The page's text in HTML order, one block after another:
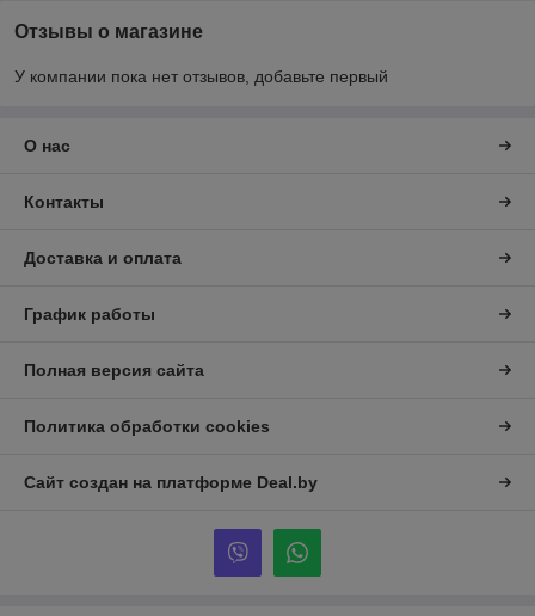
Отзывы о магазине
У компании пока нет отзывов, добавьте первый
О нас
Контакты
Доставка и оплата
График работы
Полная версия сайта
Политика обработки cookies
Сайт создан на платформе Deal.by